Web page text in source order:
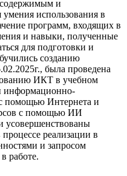
содержимым и
использования в
программ, входящих в
и навыки, полученные
для подготовки и
созданию
была проведена
ИКТ в учебном
информационно-
помощью Интернета и
с помощью ИИ
усовершенствованы
реализации в
и запросом
работе.